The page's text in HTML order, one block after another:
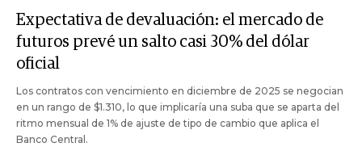
Expectativa de devaluación: el mercado de
futuros prevé un salto casi 30% del dólar
oficial
Los contratos con vencimiento en diciembre de 2025 se negocian
en un rango de $1.310, lo que implicaría una suba que se aparta del
ritmo mensual de 1% de ajuste de tipo de cambio que aplica el
Banco Central.